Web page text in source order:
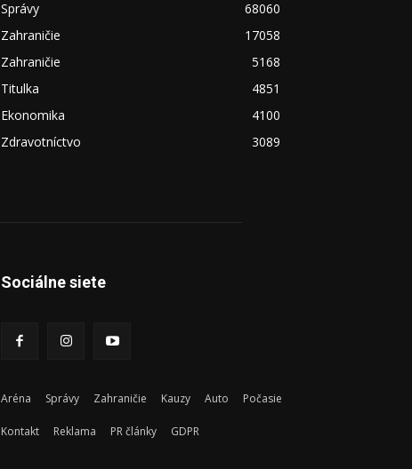
Správy
68060
Zahraničie
17058
Zahraničie
5168
Titulka
4851
Ekonomika
4100
Zdravotníctvo
3089
Sociálne siete
Aréna Správy Zahraničie Kauzy Auto Počasie
Kontakt Reklama PR články GDPR